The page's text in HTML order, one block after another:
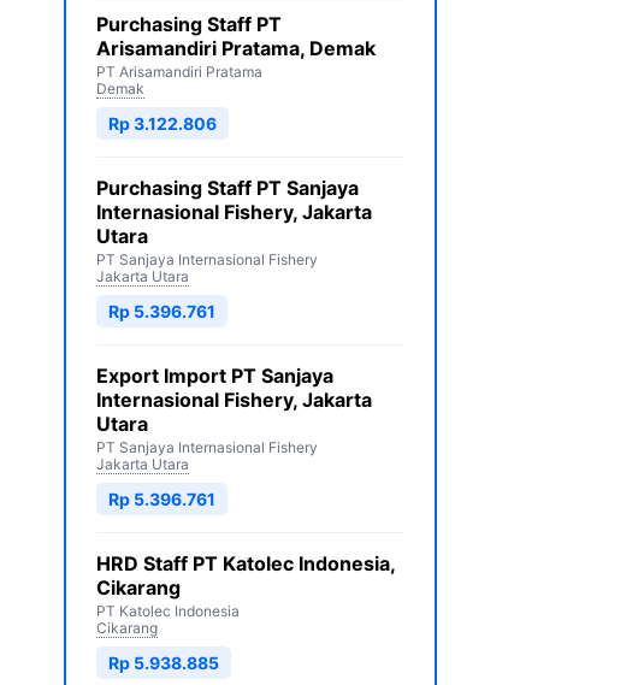
Purchasing Staff PT
Arisamandiri Pratama, Demak
PT Arisamandiri Pratama
Demak
Rp 3.122.806
Purchasing Staff PT Sanjaya
Internasional Fishery, Jakarta
Utara
PT Sanjaya Internasional Fishery
Jakarta Utara
Rp 5.396.761
Export Import PT Sanjaya
Internasional Fishery, Jakarta
Utara
PT Sanjaya Internasional Fishery
Jakarta Utara
Rp 5.396.761
HRD Staff PT Katolec Indonesia,
Cikarang
PT Katolec Indonesia
Cikarang
Rp 5.938.885